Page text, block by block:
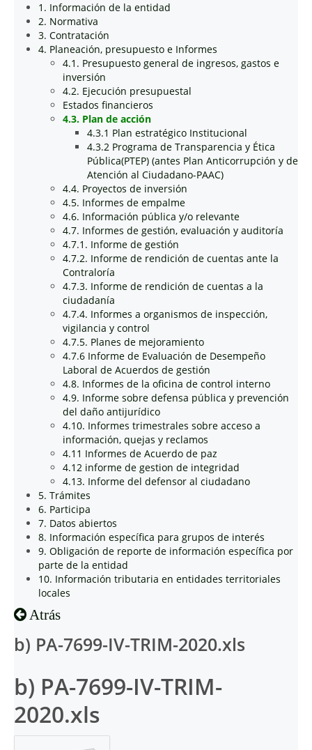
1. Información de la entidad
2. Normativa
3. Contratación
4. Planeación, presupuesto e Informes
4.1. Presupuesto general de ingresos, gastos e
inversión
4.2. Ejecución presupuestal
Estados financieros
4.3. Plan de acción
4.3.1 Plan estratégico Institucional
4.3.2 Programa de Transparencia y Ética
Pública(PTEP) (antes Plan Anticorrupción y de
Atención al Ciudadano-PAAC)
4.4. Proyectos de inversión
4.5. Informes de empalme
4.6. Información pública y/o relevante
4.7. Informes de gestión, evaluación y auditoría
4.7.1. Informe de gestión
4.7.2. Informe de rendición de cuentas ante la
Contraloría
4.7.3. Informe de rendición de cuentas a la
ciudadanía
4.7.4. Informes a organismos de inspección,
vigilancia y control
4.7.5. Planes de mejoramiento
4.7.6 Informe de Evaluación de Desempeño
Laboral de Acuerdos de gestión
4.8. Informes de la oficina de control interno
4.9. Informe sobre defensa pública y prevención
del daño antijurídico
4.10. Informes trimestrales sobre acceso a
información, quejas y reclamos
4.11 Informes de Acuerdo de paz
4.12 informe de gestion de integridad
4.13. Informe del defensor al ciudadano
5. Trámites
6. Participa
7. Datos abiertos
8. Información específica para grupos de interés
9. Obligación de reporte de información específica por
parte de la entidad
10. Información tributaria en entidades territoriales
locales
Atrás
b) PA-7699-IV-TRIM-2020.xls
b) PA-7699-IV-TRIM-
2020.xls